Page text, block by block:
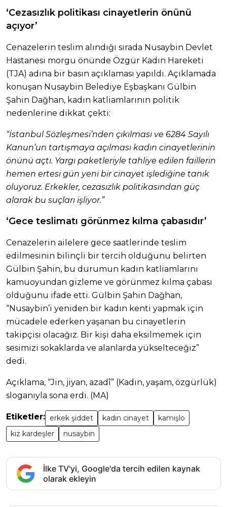
‘Cezasızlık politikası cinayetlerin önünü
açıyor’
Cenazelerin teslim alındığı sırada Nusaybin Devlet
Hastanesi morgu önünde Özgür Kadın Hareketi
(TJA) adına bir basın açıklaması yapıldı. Açıklamada
konuşan Nusaybin Belediye Eşbaşkanı Gülbin
Şahin Dağhan, kadın katliamlarının politik
nedenlerine dikkat çekti:
“İstanbul Sözleşmesi’nden çıkılması ve 6284 Sayılı
Kanun’un tartışmaya açılması kadın cinayetlerinin
önünü açtı. Yargı paketleriyle tahliye edilen faillerin
hemen ertesi gün yeni bir cinayet işlediğine tanık
oluyoruz. Erkekler, cezasızlık politikasından güç
alarak bu suçları işliyor.”
‘Gece teslimatı görünmez kılma çabasıdır’
Cenazelerin ailelere gece saatlerinde teslim
edilmesinin bilinçli bir tercih olduğunu belirten
Gülbin Şahin, bu durumun kadın katliamlarını
kamuoyundan gizleme ve görünmez kılma çabası
olduğunu ifade etti. Gülbin Şahin Dağhan,
“Nusaybin’i yeniden bir kadın kenti yapmak için
mücadele ederken yaşanan bu cinayetlerin
takipçisi olacağız. Bir kişi daha eksilmemek için
sesimizi sokaklarda ve alanlarda yükselteceğiz”
dedi.
Açıklama, “Jin, jiyan, azadî” (Kadın, yaşam, özgürlük)
sloganıyla sona erdi. (MA)
Etiketler: erkek şiddet kadın cinayet
kamışlo
kız kardeşler
nusaybin
İlke TV'yi, Google'da tercih edilen kaynak
olarak ekleyin